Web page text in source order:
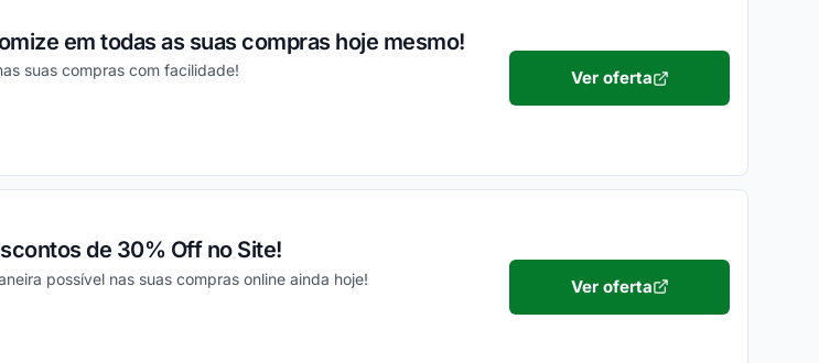
em todas as suas compras hoje mesmo!
suas compras com facilidade! Ver oferta
de 30% Off no Site!
possível nas suas compras online ainda hoje! Ver oferta